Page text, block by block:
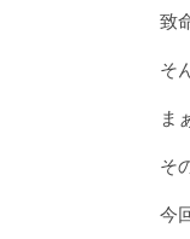
致
そ
ま
そ
今